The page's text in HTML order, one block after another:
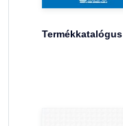
Termékkatalógus